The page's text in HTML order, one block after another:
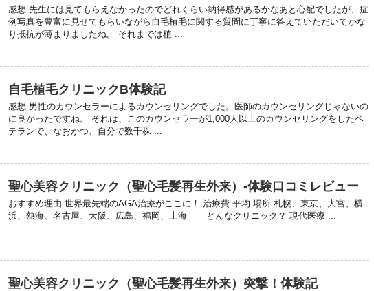
感想 先生には見てもらえなかったのでどれくらい納得感があるかなあと心配でしたが、症
例写真を豊富に見せてもらいながら自毛植毛に関する質問に丁寧に答えていただいてかな
り抵抗が薄まりましたね。 それまでは植 ...
自毛植毛クリニックB体験記
感想 男性のカウンセラーによるカウンセリングでした。医師のカウンセリングじゃないの
に良かったですね。 それは、このカウンセラーが1,000人以上のカウンセリングをしたベ
テランで、なおかつ、自分で数千株 ...
聖心美容クリニック（聖心毛髪再生外来）-体験口コミレビュー
おすすめ理由 世界最先端のAGA治療がここに！ 治療費 平均 場所 札幌、東京、大宮、横
浜、熱海、名古屋、大阪、広島、福岡、上海 どんなクリニック？ 現代医療 ...
聖心美容クリニック（聖心毛髪再生外来）突撃！体験記